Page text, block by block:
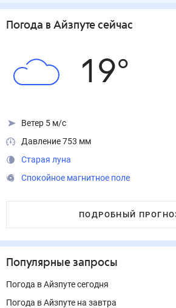
Погода в Айзпуте сейчас
19°
Ветер 5 м/с
Давление 753 мм
Старая луна
Спокойное магнитное поле
ПОДРОБНЫЙ
Популярные запросы
Погода в Айзпуте сегодня
Погода в Айзпуте на завтра